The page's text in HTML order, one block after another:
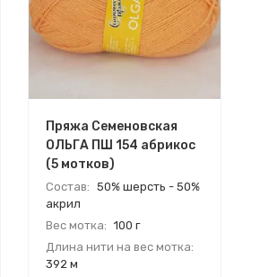
Пряжа Семеновская
ОЛЬГА ПШ 154 абрикос
(5 мотков)
Состав: 50% шерсть - 50%
акрил
Вес мотка: 100 г
Длина нити на вес мотка:
392 м